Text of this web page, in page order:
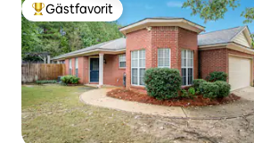
Populär gästfavorit
Gästfavorit